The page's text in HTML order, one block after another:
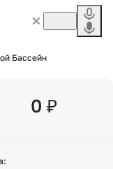
Бассейн
0 ₽